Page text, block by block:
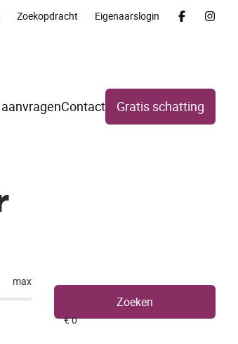
Zoekopdracht Eigenaarslogin
Contact Gratis schatting
max
Zoeken